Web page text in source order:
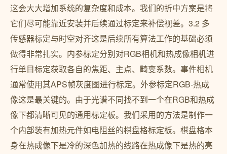
这会大大增加系统的复杂度和成本。我们的折中方案是将
它们尽可能靠近安装并后续通过标定来补偿视差。3.2 多
传感器标定与时空对齐这是后续所有算法工作的基础必须
做得非常扎实。内参标定分别对RGB相机和热成像相机进
行单目标定获取各自的焦距、主点、畸变系数。事件相机
通常使用其APS帧灰度图进行标定。外参标定RGB-热成
像这是最关键的。由于光谱不同找不到一个在RGB和热成
像下都清晰可见的通用标定板。我们采用的方法是制作一
个内部装有加热元件如电阻丝的棋盘格标定板。棋盘格本
身在热成像下是冷的深色加热的线路在热成像下是热的亮